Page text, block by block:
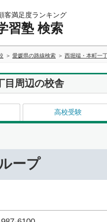
客満足度ランキング
習塾 検索
愛媛県の路線検索 西堀端・本町一
目周辺の校舎
高校受験
ープ